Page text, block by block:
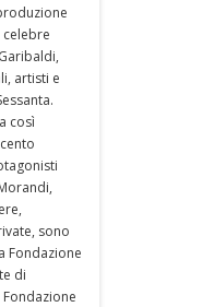
artisti e
così
sono
Fondazione
di